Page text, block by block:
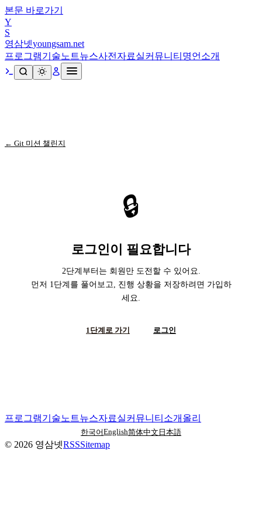
본문 바로가기
Y
S
영삼넷youngsam.net
프로그램기술노트뉴스사전 자료실커뮤니티 명언 소개
← Git 미션 챌린지
🔒
로그인이 필요합니다
2단계부터는 회원만 도전할 수 있어요.
먼저 1단계를 풀어보고, 진행 상황을 저장하려면 가입하
세요.
1단계로 가기 로그인
프로그램기술노트뉴스자료실커뮤니티 소개 올리
한국어English简体中文 日本語
© 2026 영삼넷RSSSitemap